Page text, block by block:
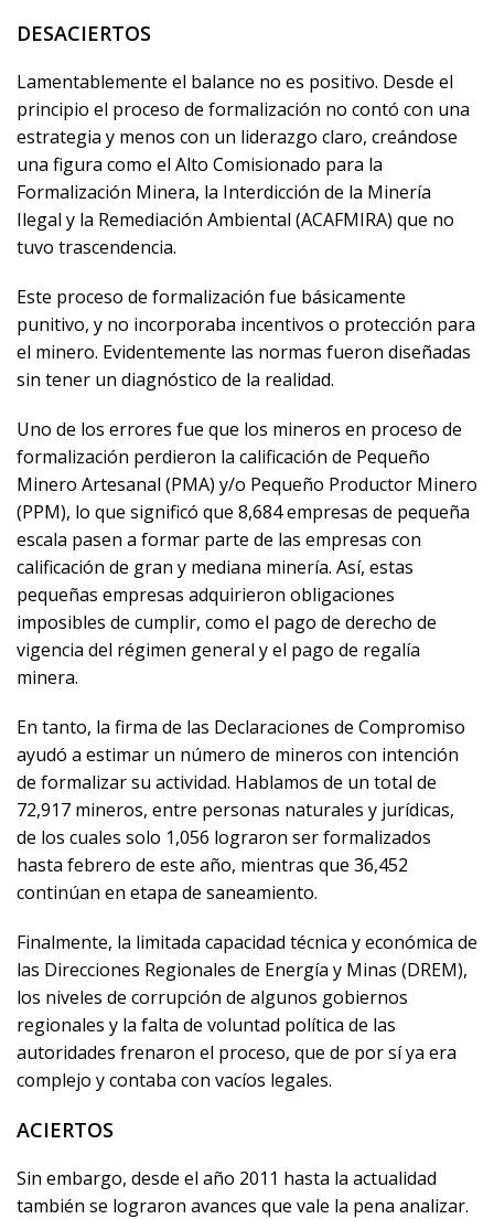
DESACIERTOS
Lamentablemente el balance no es positivo. Desde el
principio el proceso de formalización no contó con una
estrategia y menos con un liderazgo claro, creándose
una figura como el Alto Comisionado para la
Formalización Minera, la Interdicción de la Minería
Ilegal y la Remediación Ambiental (ACAFMIRA) que no
tuvo trascendencia.
Este proceso de formalización fue básicamente
punitivo, y no incorporaba incentivos o protección para
el minero. Evidentemente las normas fueron diseñadas
sin tener un diagnóstico de la realidad.
Uno de los errores fue que los mineros en proceso de
formalización perdieron la calificación de Pequeño
Minero Artesanal (PMA) y/o Pequeño Productor Minero
(PPM), lo que significó que 8,684 empresas de pequeña
escala pasen a formar parte de las empresas con
calificación de gran y mediana minería. Así, estas
pequeñas empresas adquirieron obligaciones
imposibles de cumplir, como el pago de derecho de
vigencia del régimen general y el pago de regalía
minera.
En tanto, la firma de las Declaraciones de Compromiso
ayudó a estimar un número de mineros con intención
de formalizar su actividad. Hablamos de un total de
72,917 mineros, entre personas naturales y jurídicas,
de los cuales solo 1,056 lograron ser formalizados
hasta febrero de este año, mientras que 36,452
continúan en etapa de saneamiento.
Finalmente, la limitada capacidad técnica y económica de
las Direcciones Regionales de Energía y Minas (DREM),
los niveles de corrupción de algunos gobiernos
regionales y la falta de voluntad política de las
autoridades frenaron el proceso, que de por sí ya era
complejo y contaba con vacíos legales.
ACIERTOS
Sin embargo, desde el año 2011 hasta la actualidad
también se lograron avances que vale la pena analizar.